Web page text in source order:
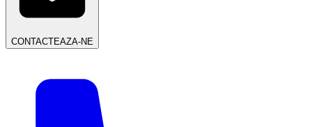
CONTACTEAZA-NE